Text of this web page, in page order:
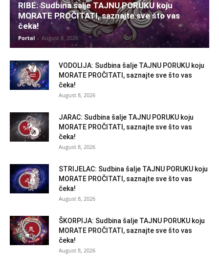
RIBE: Sudbina šalje TAJNU PORUKU koju
MORATE PROČITATI, saznajte sve što vas
čeka!
Portal - August 8, 2026
VODOLIJA: Sudbina šalje TAJNU PORUKU koju
MORATE PROČITATI, saznajte sve što vas
čeka!
August 8, 2026
JARAC: Sudbina šalje TAJNU PORUKU koju
MORATE PROČITATI, saznajte sve što vas
čeka!
August 8, 2026
STRIJELAC: Sudbina šalje TAJNU PORUKU koju
MORATE PROČITATI, saznajte sve što vas
čeka!
August 8, 2026
ŠKORPIJA: Sudbina šalje TAJNU PORUKU koju
MORATE PROČITATI, saznajte sve što vas
čeka!
August 8, 2026